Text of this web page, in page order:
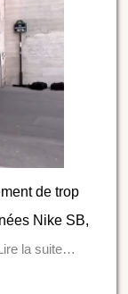
de trop
Nike SB,
la suite…